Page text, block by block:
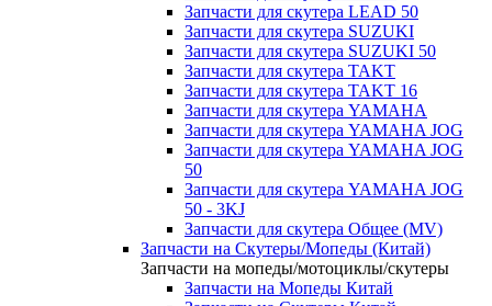
Запчасти для скутера LEAD 50
Запчасти для скутера SUZUKI
Запчасти для скутера SUZUKI 50
Запчасти для скутера TAKT
Запчасти для скутера TAKT 16
Запчасти для скутера YAMAHA
Запчасти для скутера YAMAHA JOG
Запчасти для скутера YAMAHA JOG
50
Запчасти для скутера YAMAHA JOG
50 - 3KJ
Запчасти для скутера Общее (MV)
Запчасти на Скутеры/Мопеды (Китай)
Запчасти на мопеды/мотоциклы/скутеры
Запчасти на Мопеды Китай